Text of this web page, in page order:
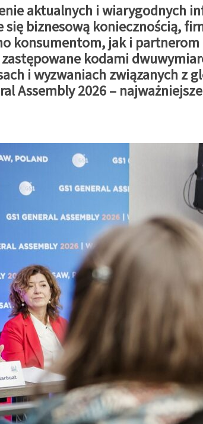
aktualnych i wiarygodnych
biznesową koniecznością,
konsumentom, jak i
kodami
i wyzwaniach związanych z
Assembly 2026 –